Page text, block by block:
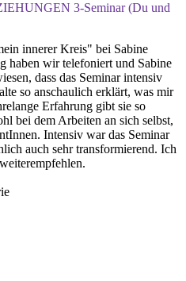
3-Seminar (Du und
innerer Kreis" bei Sabine
haben wir telefoniert und Sabine
dass das Seminar intensiv
so anschaulich erklärt, was mir
Erfahrung gibt sie so
bei dem Arbeiten an sich selbst,
Intensiv war das Seminar
auch sehr transformierend. Ich